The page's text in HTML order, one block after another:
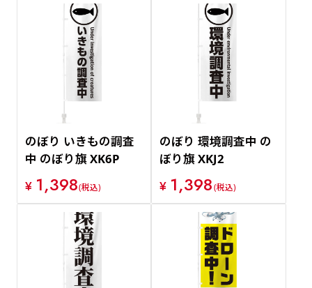
のぼり いきもの調査
中 のぼり旗 XK6P
¥ 1,398(税込)
のぼり 環境調査中 の
ぼり旗 XKJ2
¥ 1,398(税込)